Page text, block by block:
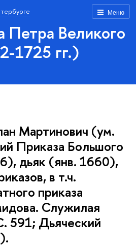
Меню
Петра Великого
1725 гг.)
Мартинович (ум.
Приказа Большого
дьяк (янв. 1660),
в т.ч.
приказа
Служилая
591; Дьяческий